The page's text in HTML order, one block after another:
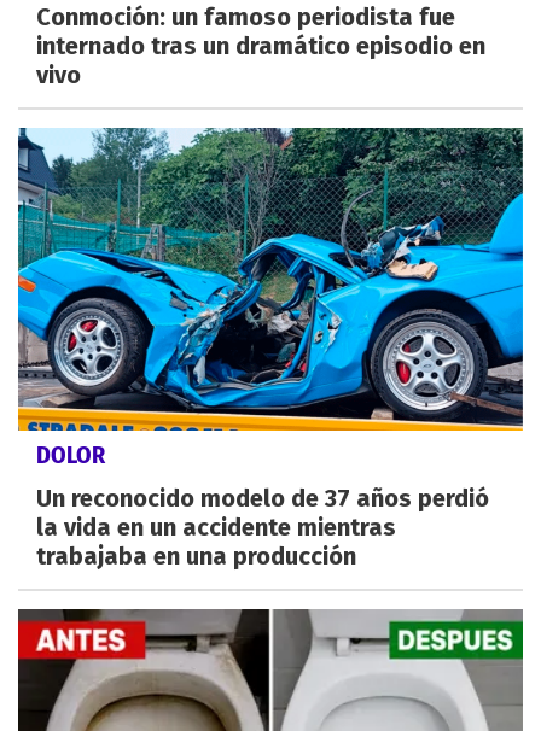
Conmoción: un famoso periodista fue
internado tras un dramático episodio en
vivo
DOLOR
Un reconocido modelo de 37 años perdió
la vida en un accidente mientras
trabajaba en una producción